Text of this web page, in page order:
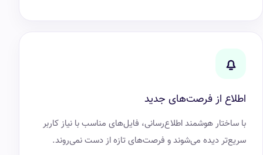
اطلاع از فرصت‌های جدید
با ساختار هوشمند اطلاع‌رسانی، فایل‌های مناسب با نیاز کاربر
سریع‌تر دیده می‌شوند و فرصت‌های تازه از دست نمی‌روند.